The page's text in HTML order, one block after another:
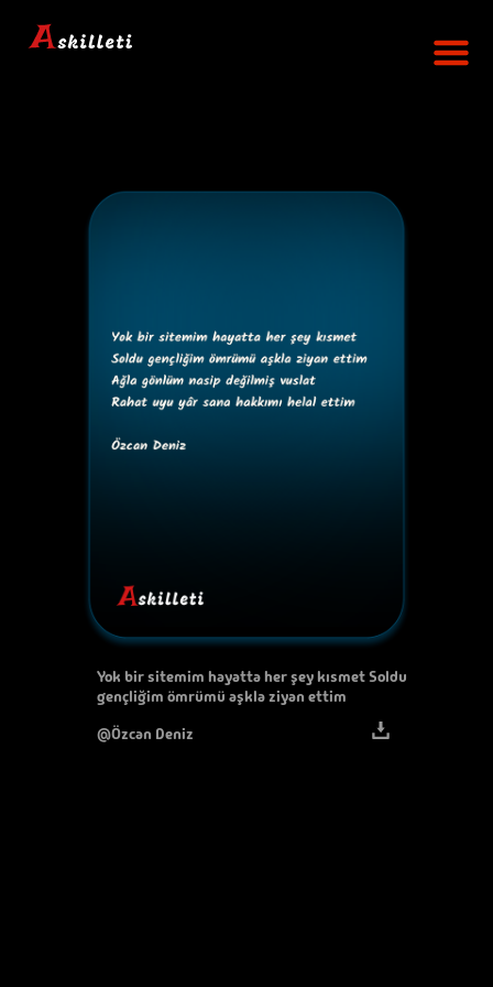
Yok bir sitemim hayatta her şey kısmet Soldu
gençliğim ömrümü aşkla ziyan ettim
@Özcan Deniz